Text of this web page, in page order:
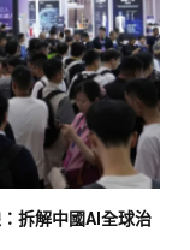
拆解中國AI全球治